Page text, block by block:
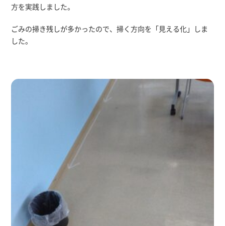
方を実践しました。
ごみの掃き残しが多かったので、掃く方向を「見える化」しま
した。